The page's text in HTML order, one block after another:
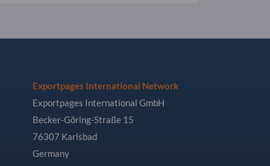
Exportpages International Network
Exportpages International GmbH
Becker-Göring-Straße 15
76307 Karlsbad
Germany